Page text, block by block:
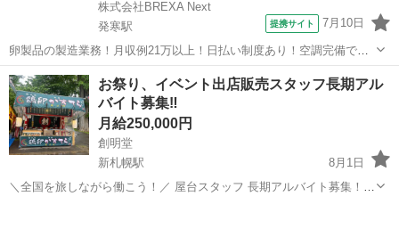
株式会社BREXA Next
発寒駅
提携サイト 7月10日
卵製品の製造業務！月収例21万以上！日払い制度あり！空調完備で快
適作業★20代～50代までの男女活躍中！作業着無償貸与★マイカー通
勤OK＆無料駐車場完備！《北海道札幌市》 人気の工場のお仕事 ◇卵
製品の製造業務◇ 作業内...
北海道 札幌市 発寒駅 その他
お祭り、イベント出店販売スタッフ長期アル
バイト募集‼️
月給250,000円
創明堂
新札幌駅
8月1日
＼全国を旅しながら働こう！／ 屋台スタッフ 長期アルバイト募集！